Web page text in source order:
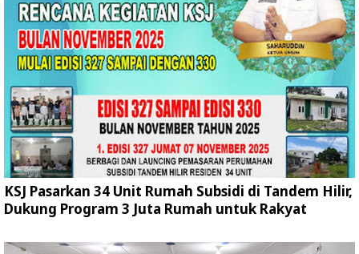
KSJ Pasarkan 34 Unit Rumah Subsidi di Tandem Hilir,
Dukung Program 3 Juta Rumah untuk Rakyat